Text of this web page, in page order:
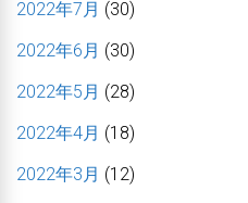
2022年7月 (30)
2022年6月 (30)
2022年5月 (28)
2022年4月 (18)
2022年3月 (12)